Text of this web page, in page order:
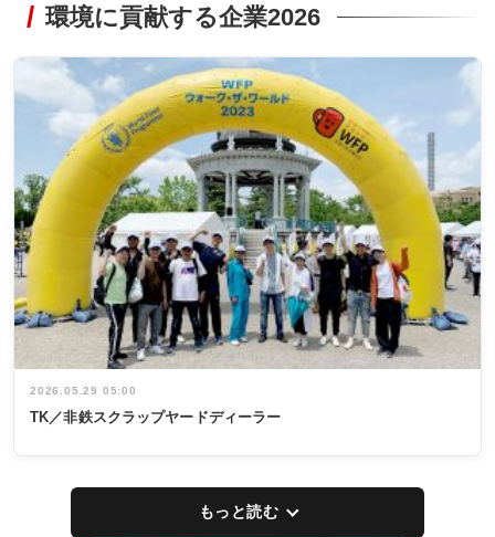
環境に貢献する企業2026
2026.05.29 05:00
TK／非鉄スクラップヤードディーラー
もっと読む